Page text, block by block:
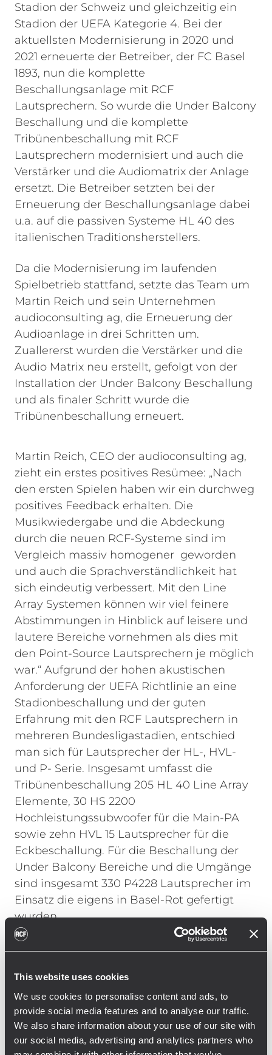
This website uses cookies
We use cookies to personalise content and ads, to
provide social media features and to analyse our traffic.
We also share information about your use of our site with
our social media, advertising and analytics partners who
Stadion der Schweiz und gleichzeitig ein
Stadion der UEFA Kategorie 4. Bei der
aktuellsten Modernisierung in 2020 und
2021 erneuerte der Betreiber, der FC Basel
1893, nun die komplette
Beschallungsanlage mit RCF
Lautsprechern. So wurde die Under Balcony
Beschallung und die komplette
Tribünenbeschallung mit RCF
Lautsprechern modernisiert und auch die
Verstärker und die Audiomatrix der Anlage
ersetzt. Die Betreiber setzten bei der
Erneuerung der Beschallungsanlage dabei
u.a. auf die passiven Systeme HL 40 des
italienischen Traditionsherstellers.
Da die Modernisierung im laufenden
Spielbetrieb stattfand, setzte das Team um
Martin Reich und sein Unternehmen
audioconsulting ag, die Erneuerung der
Audioanlage in drei Schritten um.
Zuallererst wurden die Verstärker und die
Audio Matrix neu erstellt, gefolgt von der
Installation der Under Balcony Beschallung
und als finaler Schritt wurde die
Tribünenbeschallung erneuert.
Martin Reich, CEO der audioconsulting ag,
zieht ein erstes positives Resümee: „Nach
den ersten Spielen haben wir ein durchweg
positives Feedback erhalten. Die
Musikwiedergabe und die Abdeckung
durch die neuen RCF-Systeme sind im
Vergleich massiv homogener geworden
und auch die Sprachverständlichkeit hat
sich eindeutig verbessert. Mit den Line
Array Systemen können wir viel feinere
Abstimmungen in Hinblick auf leisere und
lautere Bereiche vornehmen als dies mit
den Point-Source Lautsprechern je möglich
war.“ Aufgrund der hohen akustischen
Anforderung der UEFA Richtlinie an eine
Stadionbeschallung und der guten
Erfahrung mit den RCF Lautsprechern in
mehreren Bundesligastadien, entschied
man sich für Lautsprecher der HL-, HVL-
und P- Serie. Insgesamt umfasst die
Tribünenbeschallung 205 HL 40 Line Array
Elemente, 30 HS 2200
Hochleistungssubwoofer für die Main-PA
sowie zehn HVL 15 Lautsprecher für die
Eckbeschallung. Für die Beschallung der
Under Balcony Bereiche und die Umgänge
sind insgesamt 330 P4228 Lautsprecher im
Einsatz die eigens in Basel-Rot gefertigt
wurden.
Installation: „Bei einer so großen Installation
in einem Stadion galt es nicht nur die
baulichen und akustischen Gegebenheiten
zu beachten sondern auch die Nutzung im
Betrieb zu berücksichtigen. Mit dem neuen